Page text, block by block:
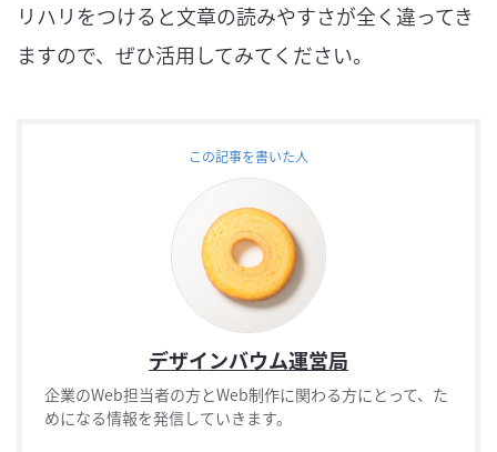
リハリをつけると文章の読みやすさが全く違ってき
ますので、ぜひ活用してみてください。
この記事を書いた人
デザインバウム運営局
企業のWeb担当者の方とWeb制作に関わる方にとって、た
めになる情報を発信していきます。